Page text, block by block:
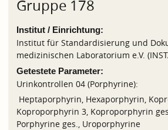
Gruppe 178
Institut / Einrichtung:
Institut für Standardisierung und
medizinischen Laboratorium e.V.
Getestete Parameter:
Urinkontrollen 04 (Porphyrine):
Heptaporphyrin, Hexaporphyrin,
Koproporphyrin 3, Koproporphyrin
Porphyrine ges., Uroporphyrine